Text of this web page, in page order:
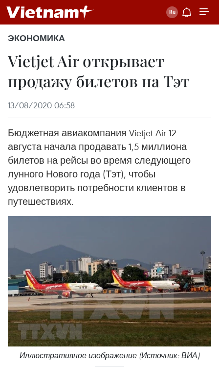
ЭКОНОМИКА
Vietjet Air открывает
продажу билетов на Тэт
13/08/2020 06:58
Бюджетная авиакомпания Vietjet Air 12
августа начала продавать 1,5 миллиона
билетов на рейсы во время следующего
лунного Нового года (Тэт), чтобы
удовлетворить потребности клиентов в
путешествиях.
Иллюстративное изображение (Источник: ВИА)